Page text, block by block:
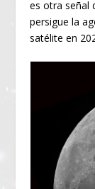
es otra señal
persigue la
satélite en